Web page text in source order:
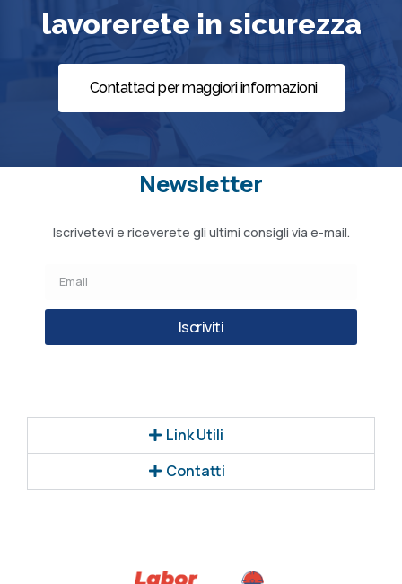
lavorerete in sicurezza
Contattaci per maggiori informazioni
Newsletter
Iscrivetevi e riceverete gli ultimi consigli via e-mail.
Iscriviti
Link Utili
Contatti